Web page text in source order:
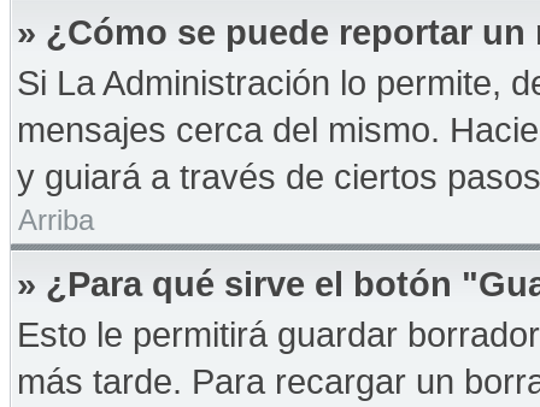
» ¿Cómo se puede reportar
Si La Administración lo permite,
mensajes cerca del mismo.
y guiará a través de ciertos
Arriba
» ¿Para qué sirve el botón
Esto le permitirá guardar
más tarde. Para recargar un